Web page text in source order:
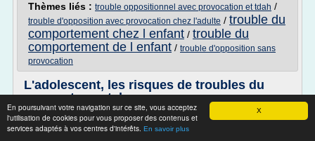
X
En poursuivant votre navigation sur ce site, vous acceptez
l'utilisation de cookies pour vous proposer des contenus et
services adaptés à vos centres d'intérêts. En savoir plus
Thèmes liés : trouble oppositionnel avec provocation et tdah /
trouble d'opposition avec provocation chez l'adulte / trouble du
comportement chez l enfant / trouble du
comportement de l enfant / trouble d'opposition sans
provocation
L'adolescent, les risques de troubles du
comportement, la ...
L'adolescent, les risques de troubles du comportement, la
dépression.